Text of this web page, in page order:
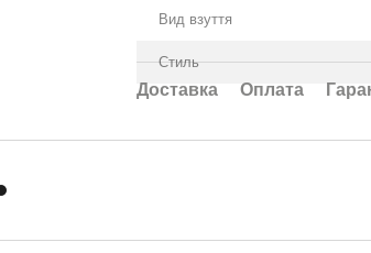
Вид взуття
Стиль
Доставка Оплата